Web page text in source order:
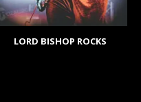
LORD BISHOP ROCKS